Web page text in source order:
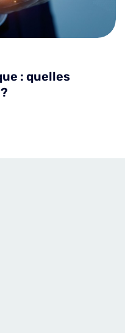
: quelles